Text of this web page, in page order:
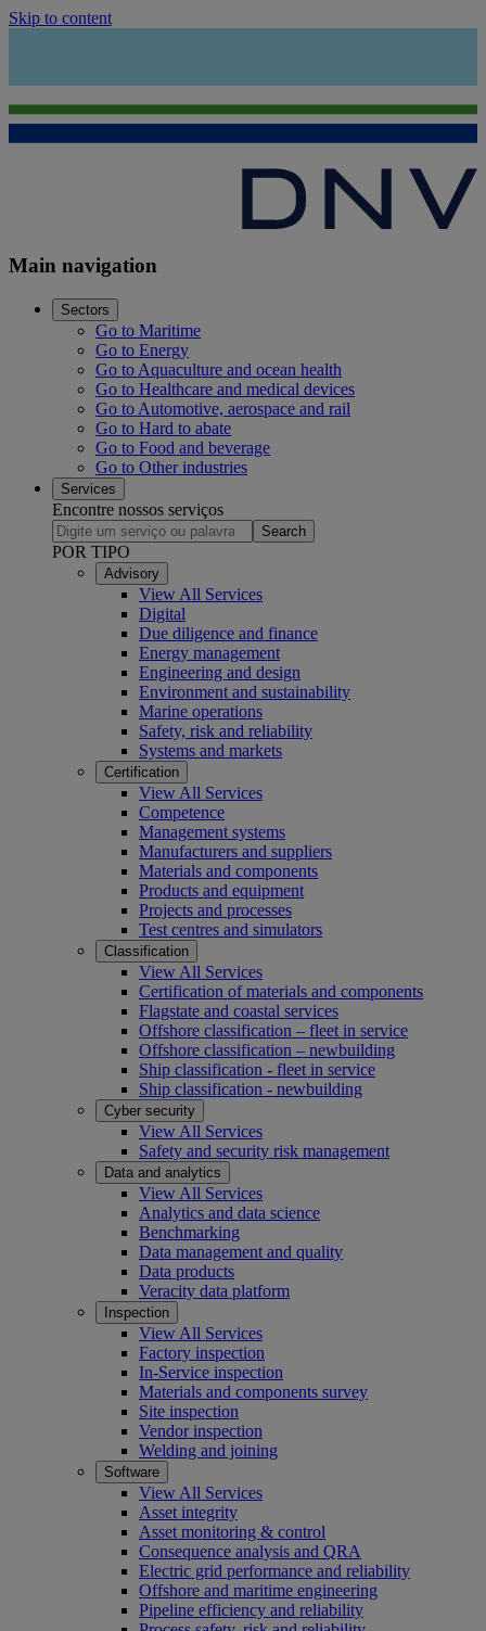
Skip to content
Main navigation
Sectors
Go to Maritime
Go to Energy
Go to Aquaculture and ocean health
Go to Healthcare and medical devices
Go to Automotive, aerospace and rail
Go to Hard to abate
Go to Food and beverage
Go to Other industries
Services
Encontre nossos serviços
Search
POR TIPO
Advisory
View All Services
Digital
Due diligence and finance
Energy management
Engineering and design
Environment and sustainability
Marine operations
Safety, risk and reliability
Systems and markets
Certification
View All Services
Competence
Management systems
Manufacturers and suppliers
Materials and components
Products and equipment
Projects and processes
Test centres and simulators
Classification
View All Services
Certification of materials and components
Flagstate and coastal services
Offshore classification – fleet in service
Offshore classification – newbuilding
Ship classification - fleet in service
Ship classification - newbuilding
Cyber security
View All Services
Safety and security risk management
Data and analytics
View All Services
Analytics and data science
Benchmarking
Data management and quality
Data products
Veracity data platform
Inspection
View All Services
Factory inspection
In-Service inspection
Materials and components survey
Site inspection
Vendor inspection
Welding and joining
Software
View All Services
Asset integrity
Asset monitoring & control
Consequence analysis and QRA
Electric grid performance and reliability
Offshore and maritime engineering
Pipeline efficiency and reliability